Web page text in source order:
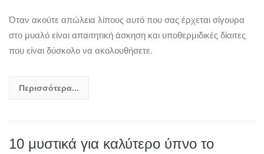
Όταν ακούτε απώλεια λίπους αυτό που σας έρχεται σίγουρα
στο μυαλό είναι απαιτητική άσκηση και υποθερμιδικές δίαιτες
που είναι δύσκολο να ακολουθήσετε.
Περισσότερα...
10 μυστικά για καλύτερο ύπνο το